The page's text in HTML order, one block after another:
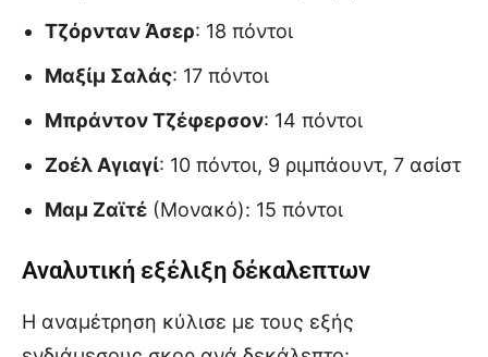
Τζόρνταν Άσερ: 18 πόντοι
Μαξίμ Σαλάς: 17 πόντοι
Μπράντον Τζέφερσον: 14 πόντοι
Ζοέλ Αγιαγί: 10 πόντοι, 9 ριμπάουντ, 7 ασίστ
Μαμ Ζαϊτέ (Μονακό): 15 πόντοι
Αναλυτική εξέλιξη δέκαλεπτων
Η αναμέτρηση κύλισε με τους εξής